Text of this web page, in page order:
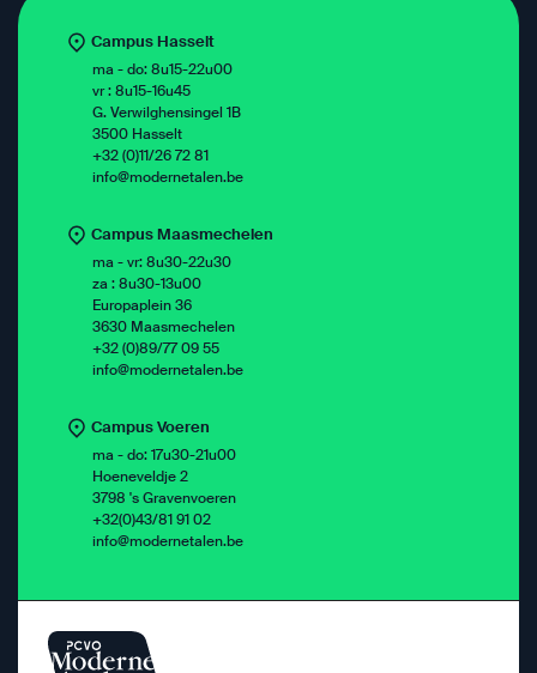
Campus Hasselt
ma - do: 8u15-22u00
vr : 8u15-16u45
G. Verwilghensingel 1B
3500 Hasselt
+32 (0)11/26 72 81
info@modernetalen.be
Campus Maasmechelen
ma - vr: 8u30-22u30
za : 8u30-13u00
Europaplein 36
3630 Maasmechelen
+32 (0)89/77 09 55
info@modernetalen.be
Campus Voeren
ma - do: 17u30-21u00
Hoeneveldje 2
3798 's Gravenvoeren
+32(0)43/81 91 02
info@modernetalen.be